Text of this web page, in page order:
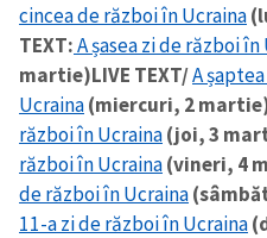
cincea de război în Ucraina
TEXT:A șasea zi de război în
martie)LIVE TEXT/A
Ucraina(miercuri, 2
război în Ucraina(joi, 3
război în Ucraina(vineri, 4
de război în Ucraina
11-a zi de război în Ucraina